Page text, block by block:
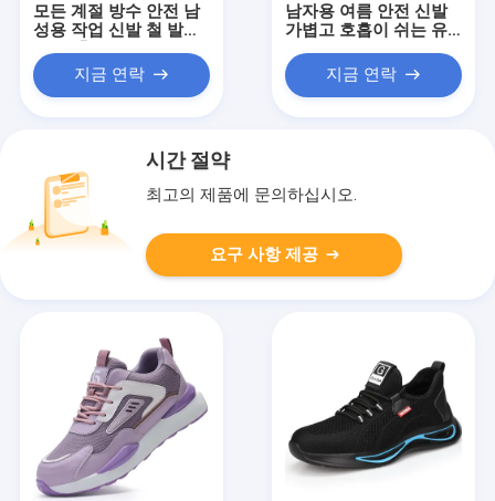
모든 계절 방수 안전 남
성용 작업 신발 철 발가
락 반 충돌 반 펑크 건설
현장용 철판 보호
지금 연락
남자용 여름 안전 신발
가볍고 호흡이 쉬는 유
럽 표준 강철 발가락 반
충돌 반 펀처 고무 및 플
라스틱 외말 편안한 작
지금 연락
시간 절약
최고의 제품에 문의하십시오.
요구 사항 제공